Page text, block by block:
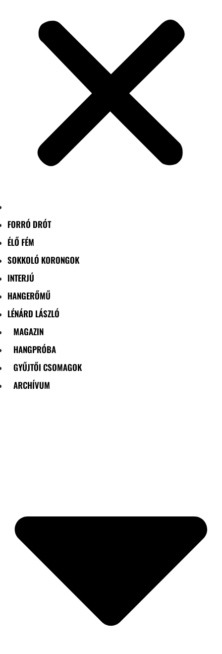
FORRÓ DRÓT
ÉLŐ FÉM
SOKKOLÓ KORONGOK
INTERJÚ
HANGERŐMŰ
LÉNÁRD LÁSZLÓ
MAGAZIN
HANGPRÓBA
GYŰJTŐI CSOMAGOK
ARCHÍVUM